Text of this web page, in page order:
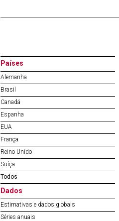
Países
Alemanha
Brasil
Canadá
Espanha
EUA
França
Reino Unido
Suíça
Todos
Dados
Estimativas e dados globais
Séries anuais